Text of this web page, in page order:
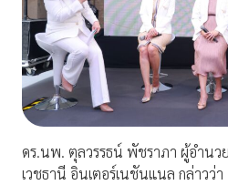
ดร.นพ. ตุลวรรธน์ พัชราภา ผู้อำนว
เวชธานี อินเตอร์เนชันแนล กล่าวว่า